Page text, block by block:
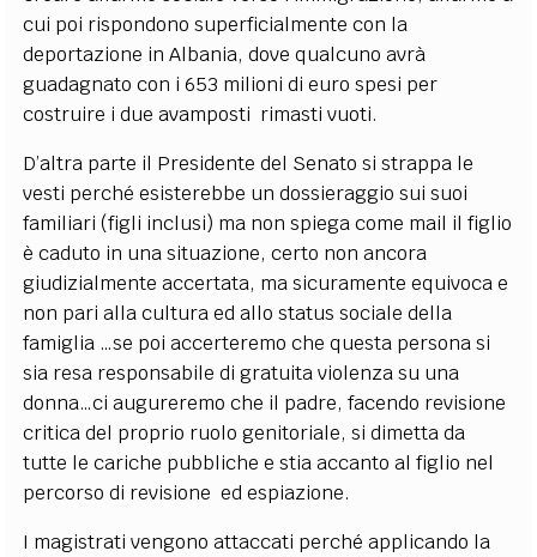
cui poi rispondono superficialmente con la
deportazione in Albania, dove qualcuno avrà
guadagnato con i 653 milioni di euro spesi per
costruire i due avamposti rimasti vuoti.
D’altra parte il Presidente del Senato si strappa le
vesti perché esisterebbe un dossieraggio sui suoi
familiari (figli inclusi) ma non spiega come mail il figlio
è caduto in una situazione, certo non ancora
giudizialmente accertata, ma sicuramente equivoca e
non pari alla cultura ed allo status sociale della
famiglia …se poi accerteremo che questa persona si
sia resa responsabile di gratuita violenza su una
donna…ci augureremo che il padre, facendo revisione
critica del proprio ruolo genitoriale, si dimetta da
tutte le cariche pubbliche e stia accanto al figlio nel
percorso di revisione ed espiazione.
I magistrati vengono attaccati perché applicando la